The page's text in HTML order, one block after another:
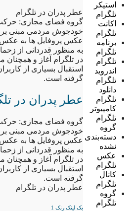
استیکر
تلگرام
اکانت
تلگرام
برنامه
تلگرام
تلگرام
اندروید
تلگرام
دانلود
تلگرام
کامپیوتر
تلگرام
گروه
دسته‌بندی
نشده
عکس
تلگرام
کانال
تلگرام
گروه
تلگرام
عطر پدران در تلگرام
گروه فضای مجازی:
خودجوش مردمی مبنی بر
عکس پروفایل ها به عکس
به منظور قدردانی از
در تلگرام آغاز و همچنان
استقبال بسیاری از
گرفته است.
عطر پدران در
گروه فضای مجازی:
خودجوش مردمی مبنی بر
عکس پروفایل ها به عکس
به منظور قدردانی از
در تلگرام آغاز و همچنان
استقبال بسیاری از
گرفته است.
عطر پدران در تلگرام
بک لینک رنک 1